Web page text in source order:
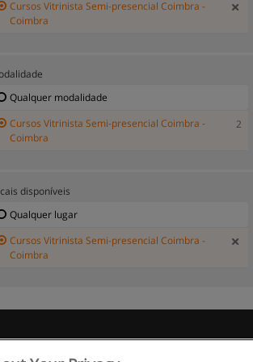
Cursos Vitrinista Semi-presencial Coimbra -
Coimbra
Qualquer modalidade
Cursos Vitrinista Semi-presencial Coimbra -
Coimbra
2
disponíveis
Qualquer lugar
Cursos Vitrinista Semi-presencial Coimbra -
Coimbra